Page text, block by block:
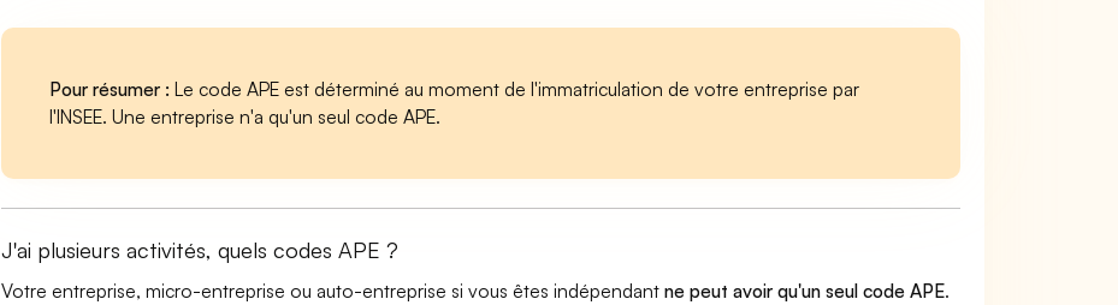
Pour résumer : Le code APE est déterminé au moment de l'immatriculation de votre entreprise par
l'INSEE. Une entreprise n'a qu'un seul code APE.
J'ai plusieurs activités, quels codes APE ?
Votre entreprise, micro-entreprise ou auto-entreprise si vous êtes indépendantne peut avoir qu'un seul code APE.